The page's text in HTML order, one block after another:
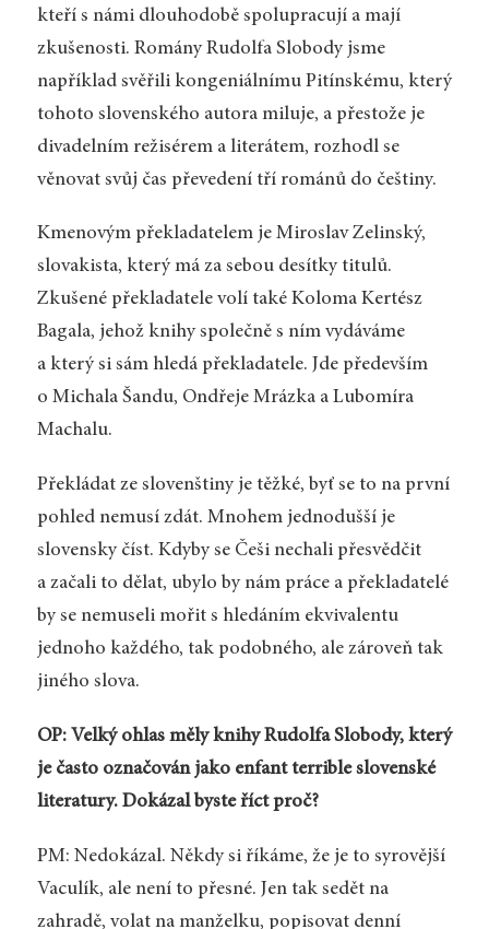
kteří s námi dlouhodobě spolupracují a mají
zkušenosti. Romány Rudolfa Slobody jsme
například svěřili kongeniálnímu Pitínskému, který
tohoto slovenského autora miluje, a přestože je
divadelním režisérem a literátem, rozhodl se
věnovat svůj čas převedení tří románů do češtiny.
Kmenovým překladatelem je Miroslav Zelinský,
slovakista, který má za sebou desítky titulů.
Zkušené překladatele volí také Koloma Kertész
Bagala, jehož knihy společně s ním vydáváme
a který si sám hledá překladatele. Jde především
o Michala Šandu, Ondřeje Mrázka a Lubomíra
Machalu.
Překládat ze slovenštiny je těžké, byť se to na první
pohled nemusí zdát. Mnohem jednodušší je
slovensky číst. Kdyby se Češi nechali přesvědčit
a začali to dělat, ubylo by nám práce a překladatelé
by se nemuseli mořit s hledáním ekvivalentu
jednoho každého, tak podobného, ale zároveň tak
jiného slova.
OP: Velký ohlas měly knihy Rudolfa Slobody, který
je často označován jako enfant terrible slovenské
literatury. Dokázal byste říct proč?
PM: Nedokázal. Někdy si říkáme, že je to syrovější
Vaculík, ale není to přesné. Jen tak sedět na
zahradě, volat na manželku, popisovat denní